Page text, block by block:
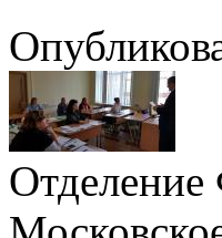
Отделение